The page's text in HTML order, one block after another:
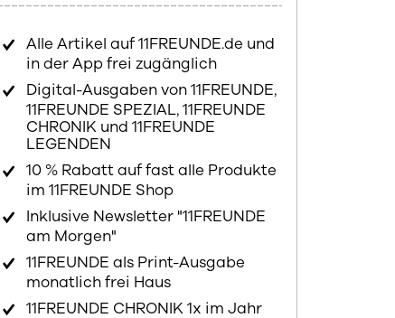
Alle Artikel auf 11FREUNDE.de und
in der App frei zugänglich
Digital-Ausgaben von 11FREUNDE,
11FREUNDE SPEZIAL, 11FREUNDE
CHRONIK und 11FREUNDE
LEGENDEN
10 % Rabatt auf fast alle Produkte
im 11FREUNDE Shop
Inklusive Newsletter "11FREUNDE
am Morgen"
11FREUNDE als Print-Ausgabe
monatlich frei Haus
11FREUNDE CHRONIK 1x im Jahr